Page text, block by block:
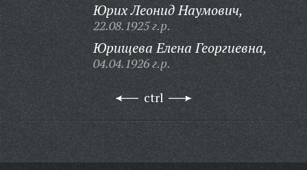
Юрих Леонид Наумович,
22.08.1925 г.р.
Юрищева Елена Георгиевна,
04.04.1926 г.р.
ctrl